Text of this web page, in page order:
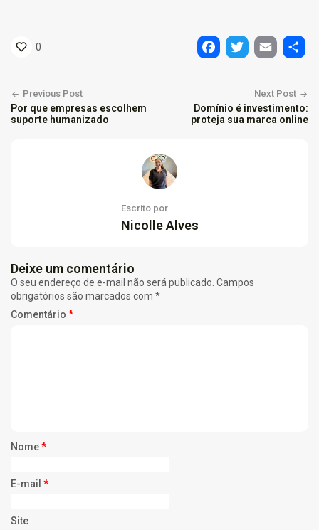
0
Previous Post
Por que empresas escolhem
suporte humanizado
Next Post
Domínio é investimento:
proteja sua marca online
Escrito por
Nicolle Alves
Deixe um comentário
O seu endereço de e-mail não será publicado. Campos
obrigatórios são marcados com *
Comentário *
Nome*
E-mail *
Site